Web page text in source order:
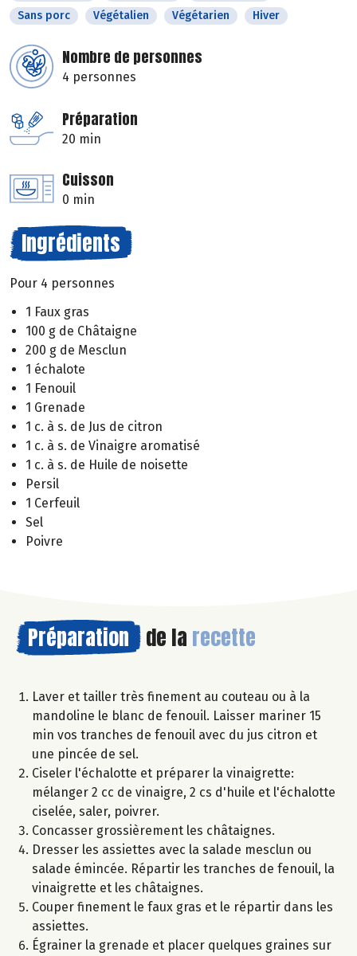
Sans porc
Végétalien Végétarien Hiver
Nombre de personnes
4 personnes
Préparation
20 min
Cuisson
0 min
Ingrédients
Pour 4 personnes
1 Faux gras
100 g de Châtaigne
200 g de Mesclun
1 échalote
1 Fenouil
1 Grenade
1 c. à s. de Jus de citron
1 c. à s. de Vinaigre aromatisé
1 c. à s. de Huile de noisette
Persil
1 Cerfeuil
Sel
Poivre
Préparation de la recette
Laver et tailler très finement au couteau ou à la
mandoline le blanc de fenouil. Laisser mariner 15
min vos tranches de fenouil avec du jus citron et
une pincée de sel.
Ciseler l'échalotte et préparer la vinaigrette:
mélanger 2 cc de vinaigre, 2 cs d'huile et l'échalotte
ciselée, saler, poivrer.
Concasser grossièrement les châtaignes.
Dresser les assiettes avec la salade mesclun ou
salade émincée. Répartir les tranches de fenouil, la
vinaigrette et les châtaignes.
Couper finement le faux gras et le répartir dans les
assiettes.
Égrainer la grenade et placer quelques graines sur